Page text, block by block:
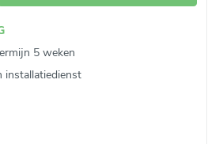
5 weken
installatiedienst